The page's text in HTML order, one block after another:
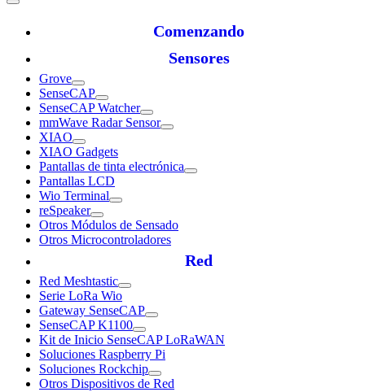
Comenzando
Sensores
Grove
SenseCAP
SenseCAP Watcher
mmWave Radar Sensor
XIAO
XIAO Gadgets
Pantallas de tinta electrónica
Pantallas LCD
Wio Terminal
reSpeaker
Otros Módulos de Sensado
Otros Microcontroladores
Red
Red Meshtastic
Serie LoRa Wio
Gateway SenseCAP
SenseCAP K1100
Kit de Inicio SenseCAP LoRaWAN
Soluciones Raspberry Pi
Soluciones Rockchip
Otros Dispositivos de Red